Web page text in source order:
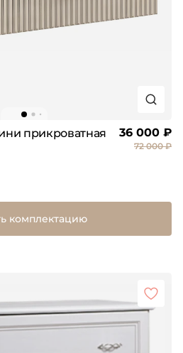
прикроватная
36 000 ₽
72 000 ₽
комплектацию